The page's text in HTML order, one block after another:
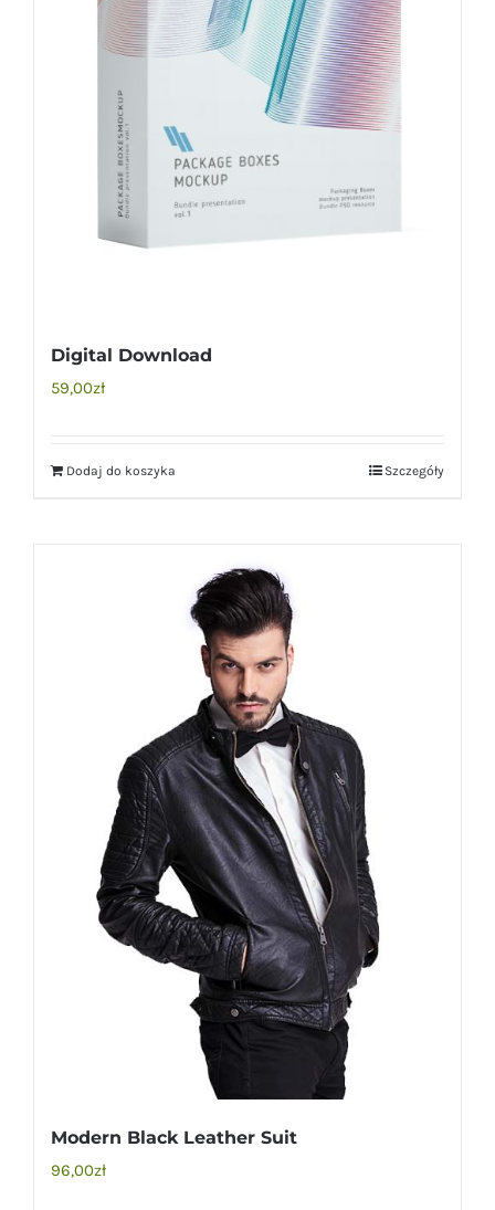
Digital Download
59,00zł
Dodaj do koszyka Szczegóły
Modern Black Leather Suit
96,00zł